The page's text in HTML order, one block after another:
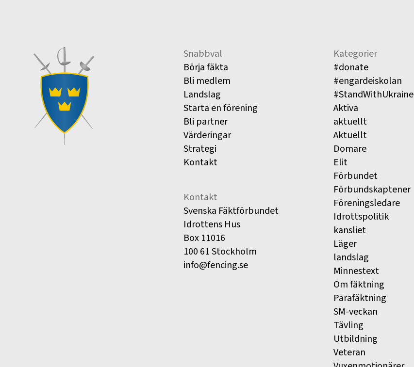
Snabbval
Börja fäkta
Bli medlem
Landslag
Starta en förening
Bli partner
Värderingar
Strategi
Kontakt
Kontakt
Svenska Fäktförbundet
Idrottens Hus
Box 11016
100 61 Stockholm
info@fencing.se
Kategorier
#donate
#engardeiskolan
#StandWithUkraine
Aktiva
aktuellt
Aktuellt
Domare
Elit
Förbundet
Förbundskaptener
Föreningsledare
Idrottspolitik
kansliet
Läger
landslag
Minnestext
Om fäktning
Parafäktning
SM-veckan
Tävling
Utbildning
Veteran